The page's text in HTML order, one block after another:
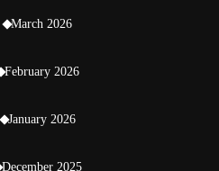
March 2026
February 2026
January 2026
December 2025